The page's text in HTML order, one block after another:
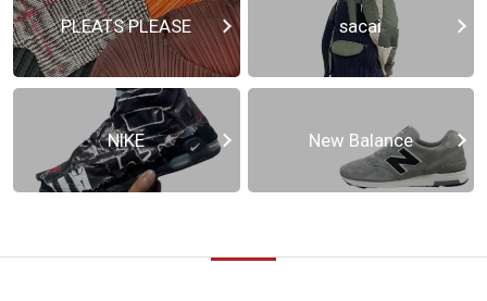
PLEATS PLEASE sacai
NIKE New Balance